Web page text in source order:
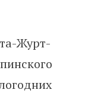
Журт-